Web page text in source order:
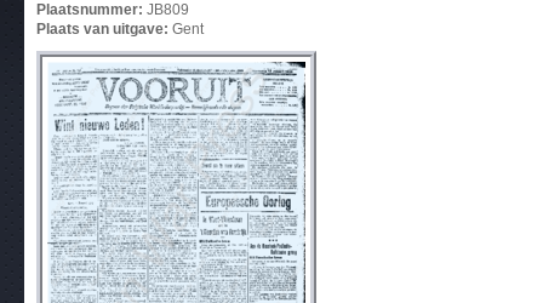
Plaatsnummer: JB809
Plaats van uitgave: Gent